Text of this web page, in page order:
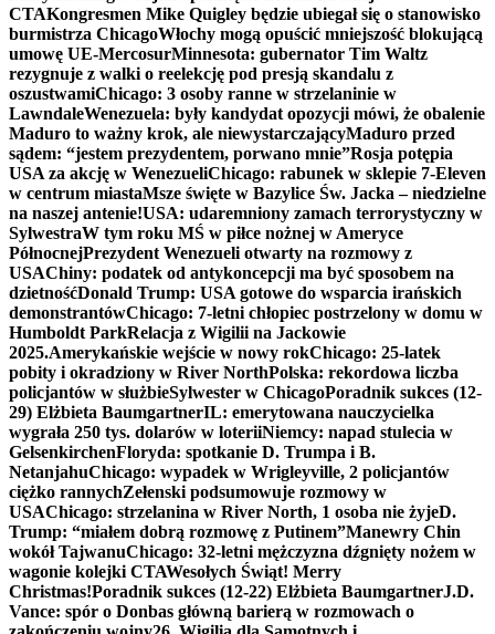
CTAKongresmen Mike Quigley będzie ubiegał się o stanowisko
burmistrza ChicagoWłochy mogą opuścić mniejszość blokującą
umowę UE-MercosurMinnesota: gubernator Tim Waltz
rezygnuje z walki o reelekcję pod presją skandalu z
oszustwamiChicago: 3 osoby ranne w strzelaninie w
LawndaleWenezuela: były kandydat opozycji mówi, że obalenie
Maduro to ważny krok, ale niewystarczającyMaduro przed
sądem: “jestem prezydentem, porwano mnie”Rosja potępia
USA za akcję w WenezueliChicago: rabunek w sklepie 7-Eleven
w centrum miastaMsze święte w Bazylice Św. Jacka – niedzielne
na naszej antenie!USA: udaremniony zamach terrorystyczny w
SylwestraW tym roku MŚ w piłce nożnej w Ameryce
PółnocnejPrezydent Wenezueli otwarty na rozmowy z
USAChiny: podatek od antykoncepcji ma być sposobem na
dzietnośćDonald Trump: USA gotowe do wsparcia irańskich
demonstrantówChicago: 7-letni chłopiec postrzelony w domu w
Humboldt ParkRelacja z Wigilii na Jackowie
2025.Amerykańskie wejście w nowy rokChicago: 25-latek
pobity i okradziony w River NorthPolska: rekordowa liczba
policjantów w służbieSylwester w ChicagoPoradnik sukces (12-
29) Elżbieta BaumgartnerIL: emerytowana nauczycielka
wygrała 250 tys. dolarów w loteriiNiemcy: napad stulecia w
GelsenkirchenFloryda: spotkanie D. Trumpa i B.
NetanjahuChicago: wypadek w Wrigleyville, 2 policjantów
ciężko rannychZełenski podsumowuje rozmowy w
USAChicago: strzelanina w River North, 1 osoba nie żyjeD.
Trump: “miałem dobrą rozmowę z Putinem”Manewry Chin
wokół TajwanuChicago: 32-letni mężczyzna dźgnięty nożem w
wagonie kolejki CTAWesołych Świąt! Merry
Christmas!Poradnik sukces (12-22) Elżbieta BaumgartnerJ.D.
Vance: spór o Donbas główną barierą w rozmowach o